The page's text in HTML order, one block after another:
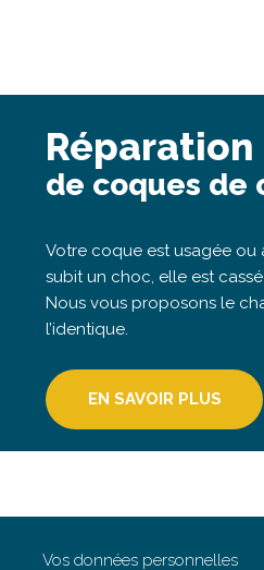
Réparation
de coques de
Votre coque est usagée ou
subit un choc, elle est
Nous vous proposons le
l’identique.
EN SAVOIR PLUS
Vos données personnelles